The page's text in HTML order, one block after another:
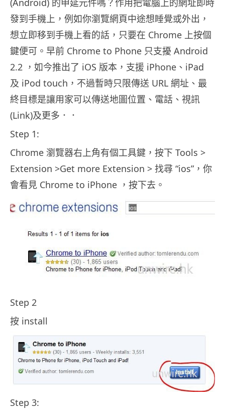
(Android) 的申延元件嗎？作用把電腦上的網址即時
發到手機上，例如你瀏覽網頁中途想睡覺或外出，
想立即移到手機上看的話，只要在 Chrome 上按個
鍵便可。早前 Chrome to Phone 只支擾 Android
2.2 ，如今推出了 iOS 版本，支援 iPhone、iPad
及 iPod touch，不過暫時只限傳送 URL 網址、最
終目標是讓用家可以傳送地圖位置、電話、視訊
(Link)及更多．．
Step 1:
Chrome 瀏覽器右上角有個工具鍵，按下 Tools >
Extension >Get more Extension > 找尋 “ios”，你
會看見 Chrome to iPhone ，按下去。
Step 2
按 install
Step 3: